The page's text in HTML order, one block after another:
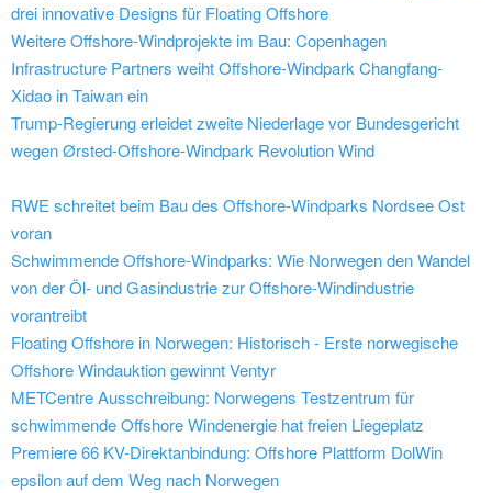
drei innovative Designs für Floating Offshore
Weitere Offshore-Windprojekte im Bau: Copenhagen
Infrastructure Partners weiht Offshore-Windpark Changfang-
Xidao in Taiwan ein
Trump-Regierung erleidet zweite Niederlage vor Bundesgericht
wegen Ørsted-Offshore-Windpark Revolution Wind
RWE schreitet beim Bau des Offshore-Windparks Nordsee Ost
voran
Schwimmende Offshore-Windparks: Wie Norwegen den Wandel
von der Öl- und Gasindustrie zur Offshore-Windindustrie
vorantreibt
Floating Offshore in Norwegen: Historisch - Erste norwegische
Offshore Windauktion gewinnt Ventyr
METCentre Ausschreibung: Norwegens Testzentrum für
schwimmende Offshore Windenergie hat freien Liegeplatz
Premiere 66 KV-Direktanbindung: Offshore Plattform DolWin
epsilon auf dem Weg nach Norwegen